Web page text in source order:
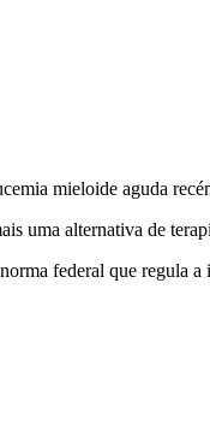
mieloide aguda
uma alternativa de
federal que regula a